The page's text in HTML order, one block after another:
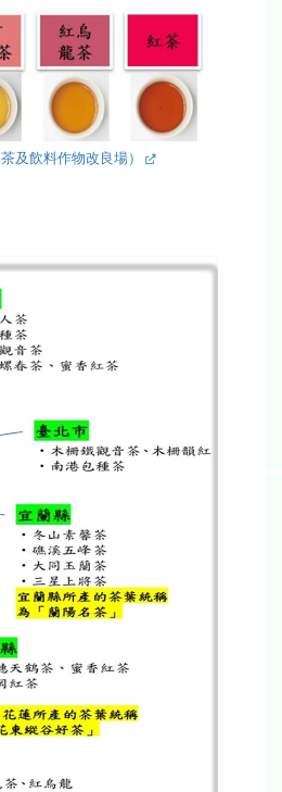
及飲料作物改良場）